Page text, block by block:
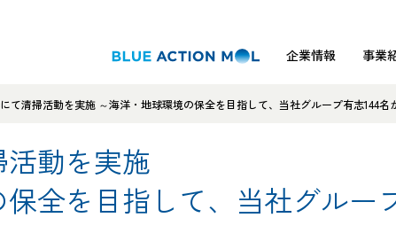
企業情報 事業
て清掃活動を実施 ～海洋・地球環境の保全を目指して、当社グループ有志144名
動を実施
全を目指して、当社グルー